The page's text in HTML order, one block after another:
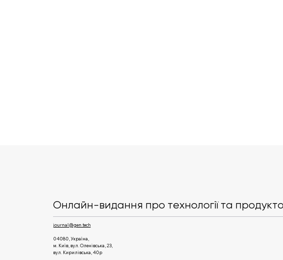
за версією Business of Apps
межах «нової
Онлайн-видання про технології та
journal@gen.tech
04080, Україна,
м. Київ, вул. Оленівська, 23,​
вул. Кирилівська, 40р